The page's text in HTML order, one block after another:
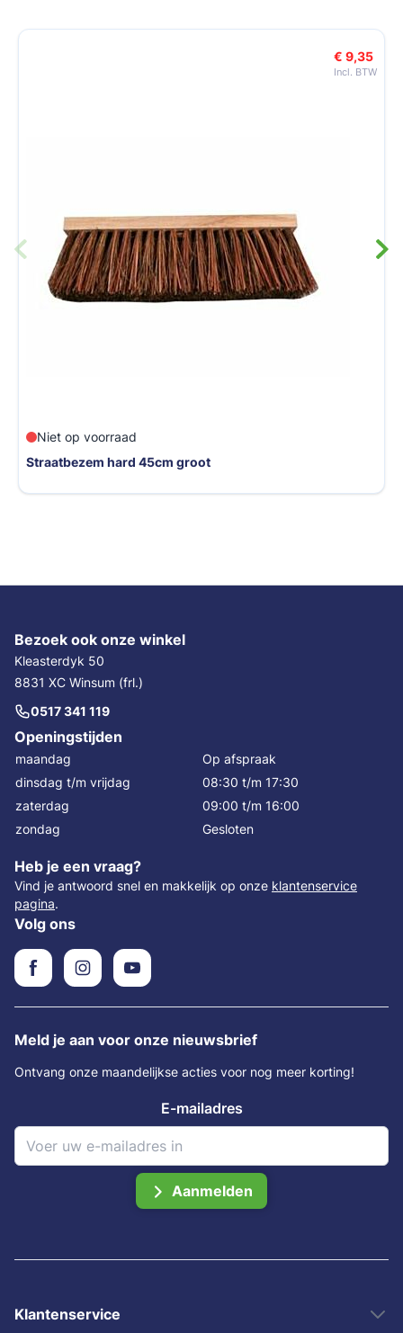
Navigeren door de elementen van de carrousel is mogelijk met
Druk om carrousel over te slaan
Druk op om naar carrouselnavigatie te gaan
op voorraad
hard 45cm groot
Bezoek ook onze winkel
Kleasterdyk 50
8831 XC Winsum (frl.)
0517 341 119
Openingstijden
maandag
Op afspraak
dinsdag t/m vrijdag
08:30 t/m 17:30
zaterdag
09:00 t/m 16:00
zondag
Gesloten
Heb je een vraag?
Vind je antwoord snel en makkelijk op onze klantenservice
pagina.
Volg ons
Meld je aan voor onze nieuwsbrief
Ontvang onze maandelijkse acties voor nog meer korting!
E-mailadres
Aanmelden
Klantenservice